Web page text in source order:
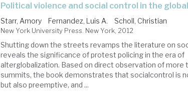
Political violence and social control in the
Starr, Amory Fernandez, Luis A. Scholl, Christian
New York University Press. New York, 2012
Shutting down the streets revamps the literature on
reveals the significance of protest policing in the era of
alterglobalization. Based on direct observation of more
summits, the book demonstrates that socialcontrol is
but also preemptive, and ...